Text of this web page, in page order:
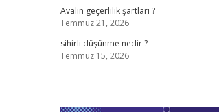
Avalin geçerlilik şartları ?
Temmuz 21, 2026
sihirli düşünme nedir ?
Temmuz 15, 2026